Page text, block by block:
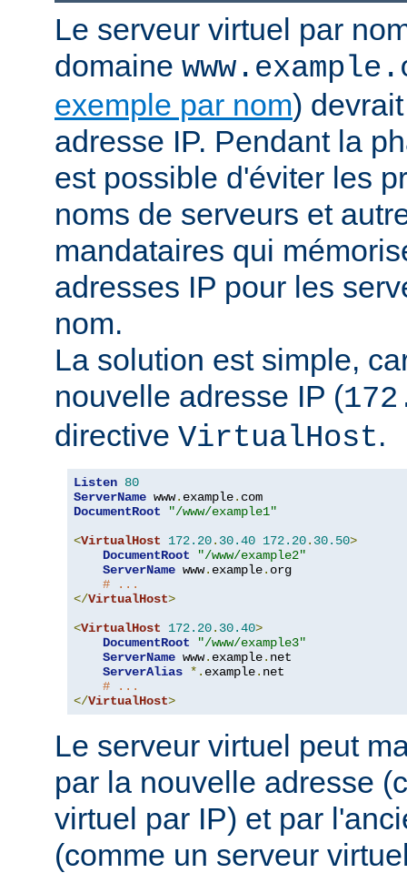
Le serveur virtuel par
domaine
exemple par nom)
adresse IP. Pendant la
est possible d'éviter les
noms de serveurs et
mandataires qui
adresses IP pour les
nom.
La solution est simple,
nouvelle adresse IP (
directive VirtualHost.
Listen 80
ServerName www. example.
DocumentRoot
"/www/example1"
<VirtualHost 172.20. 30.40 172.20. 30.50>
DocumentRoot
"/www/example2"
ServerName www. example. org
# ...
</VirtualHost>
<VirtualHost 172.20. 30.40>
DocumentRoot
"/www/example3"
ServerName www. example. net
ServerAlias *. example. net
# ...
</VirtualHost>
Le serveur virtuel peut
par la nouvelle adresse
virtuel par IP) et par
(comme un serveur